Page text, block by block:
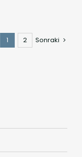
1 2 Sonraki